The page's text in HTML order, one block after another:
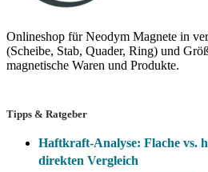
Onlineshop für Neodym Magnete in
(Scheibe, Stab, Quader, Ring) und
magnetische Waren und Produkte.
Tipps & Ratgeber
Haftkraft-Analyse: Flache vs.
direkten Vergleich